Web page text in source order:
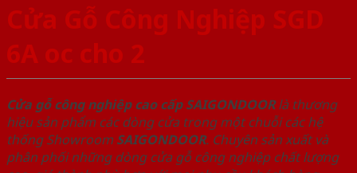
Cửa Gỗ Công Nghiệp SGD
6A oc cho 2
Cửa gỗ công nghiệp cao cấp SAIGONDOORlà thương
hiệu sản phẩm các dòng cửa trong một chuỗi các hệ
thống Showroom SAIGONDOOR. Chuyên sản xuất và
phân phối những dòng cửa gỗ công nghiệp chất lượng